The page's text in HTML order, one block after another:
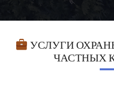
УСЛУГИ
ЧАСТНЫХ